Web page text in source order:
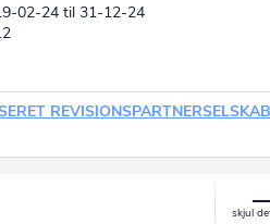
02-24 til 31-12-24
REVISIONSPARTNERSELSKAB